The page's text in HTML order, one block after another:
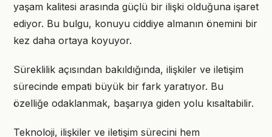
yaşam kalitesi arasında güçlü bir ilişki olduğuna işaret
ediyor. Bu bulgu, konuyu ciddiye almanın önemini bir
kez daha ortaya koyuyor.
Süreklilik açısından bakıldığında, ilişkiler ve iletişim
sürecinde empati büyük bir fark yaratıyor. Bu
özelliğe odaklanmak, başarıya giden yolu kısaltabilir.
Teknoloji, ilişkiler ve iletişim sürecini hem